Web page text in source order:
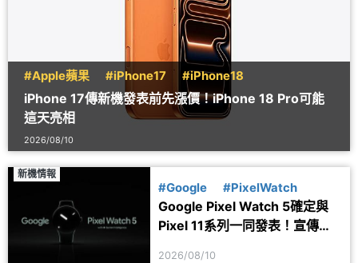
#Apple蘋果 #iPhone17 #iPhone18
iPhone 17傳新機發表前先漲價！iPhone 18 Pro可能
這天亮相
2026/08/10
新機情報
#Google #PixelWatch
Google Pixel Watch 5確定與
Pixel 11系列一同發表！宣傳圖
2026/08/10